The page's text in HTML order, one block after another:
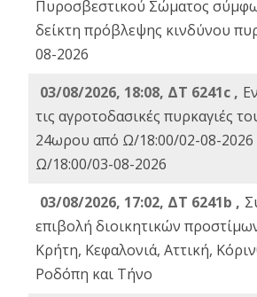
Πυροσβεστικού Σώματος
δείκτη πρόβλεψης κινδύνου
08-2026
03/08/2026, 18:08, ΔΤ 6241c ,
τις αγροτοδασικές πυρκαγιές
24ωρου από Ω/18:00/02-08-2026
Ω/18:00/03-08-2026
03/08/2026, 17:02, ΔΤ 6241b ,
επιβολή διοικητικών
Κρήτη, Κεφαλονιά, Αττική,
Ροδόπη και Τήνο